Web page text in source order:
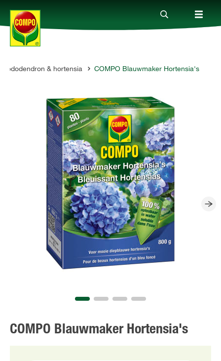
Producten
Tot je dienst
Onderneming
FR
Rododendron & hortensia COMPO Blauwmaker Hortensia's
COMPO Blauwmaker Hortensia's